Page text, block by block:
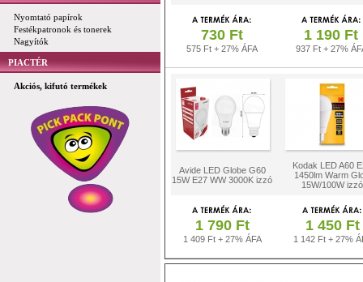
Nyomtató papírok
Festékpatronok és tonerek
Nagyítók
PIACTÉR
Akciós, kifutó termékek
730 Ft
575 Ft + 27% ÁFA
1 190 Ft
937 Ft + 27%
Avide LED Globe G60
15W E27 WW 3000K izzó
Kodak LED A60
1450lm Warm
15W/100W izzó
1 790 Ft
1 409 Ft + 27% ÁFA
1 450 Ft
1 142 Ft + 27%